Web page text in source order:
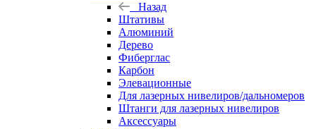
Назад
Штативы
Алюминий
Дерево
Фиберглас
Карбон
Элевационные
Для лазерных нивелиров/дальномеров
Штанги для лазерных нивелиров
Аксессуары